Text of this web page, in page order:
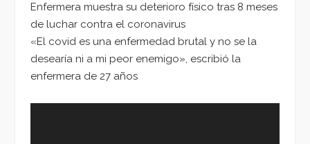
Enfermera muestra su deterioro físico tras 8 meses
de luchar contra el coronavirus
«El covid es una enfermedad brutal y no se la
desearía ni a mi peor enemigo», escribió la
enfermera de 27 años